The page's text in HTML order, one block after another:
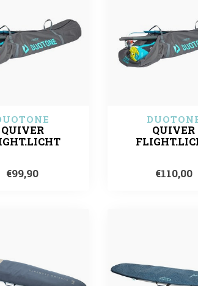
QUIVER
€99,90
QUIVER
€110,00